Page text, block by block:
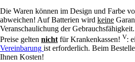
Die Waren können im Design und Farbe
abweichen! Auf Batterien wird keine
Veranschaulichung der
Preise gelten nicht für Krankenkassen! V:
Vereinbarung ist erforderlich. Beim
Ihnen Kosten!